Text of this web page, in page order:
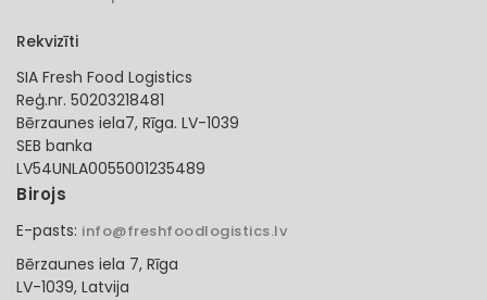
Rekvizīti
SIA Fresh Food Logistics
Reģ.nr. 50203218481
Bērzaunes iela7, Rīga. LV-1039
SEB banka
LV54UNLA0055001235489
Birojs
E-pasts: info@freshfoodlogistics.lv
Bērzaunes iela 7, Rīga
LV-1039, Latvija